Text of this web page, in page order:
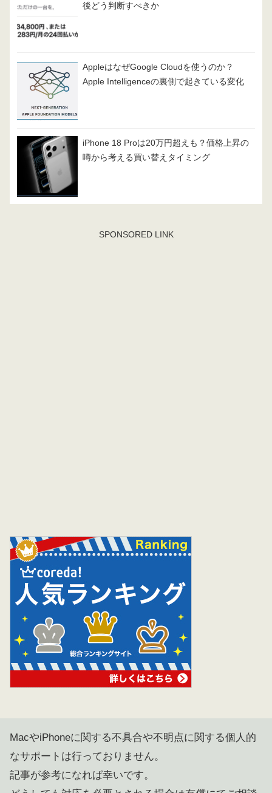
後どう判断すべきか
AppleはなぜGoogle Cloudを使うのか？
Apple Intelligenceの裏側で起きている変化
iPhone 18 Proは20万円超えも？価格上昇の
噂から考える買い替えタイミング
SPONSORED LINK
MacやiPhoneに関する不具合や不明点に関する個人的
なサポートは行っておりません。
記事が参考になれば幸いです。